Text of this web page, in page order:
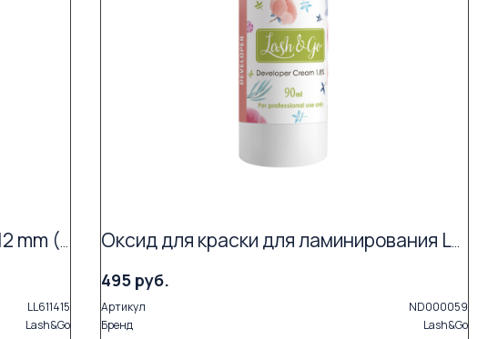
Черные ресницы Lash&Go 0,10/D/12 mm (16 линий)
LL611415
Lash&Go
Оксид для краски для ламинирования Lash&Go
495 руб.
Артикул
ND000059
Бренд
Lash&Go